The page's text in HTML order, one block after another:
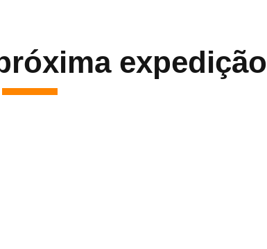
expedição